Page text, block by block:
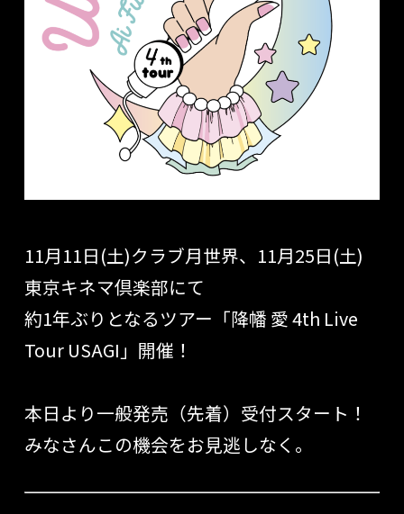
11月11日(土)クラブ月世界、11月25日(土)
東京キネマ倶楽部にて
約1年ぶりとなるツアー「降幡 愛 4th Live
Tour USAGI」開催！
本日より一般発売（先着）受付スタート！
みなさんこの機会をお見逃しなく。